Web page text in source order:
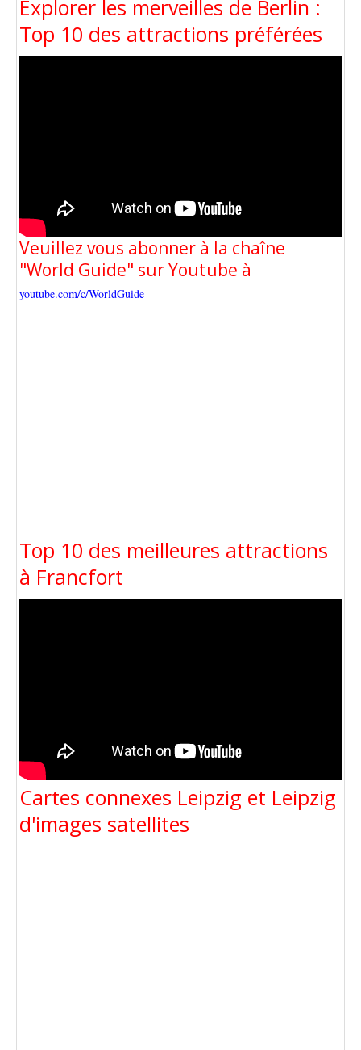
Explorer les merveilles de Berlin :
Top 10 des attractions préférées
Veuillez vous abonner à la chaîne
"World Guide" sur Youtube à
youtube.com/c/WorldGuide
Top 10 des meilleures attractions
à Francfort
Cartes connexes Leipzig et Leipzig
d'images satellites